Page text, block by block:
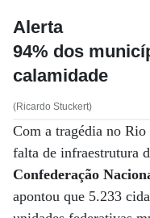
Alerta
94% dos
calamidade
(Ricardo Stuckert)
Com a tragédia no
falta de infraestrutura
Confederação
apontou que 5.233